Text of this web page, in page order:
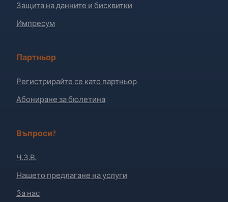
Защита на данните и бисквитки
Импресум
Партньор
Регистрирайте се като партньор
Абониране за бюлетина
Въпроси?
Ч.З.В.
Нашето предлагане на услуги
За нас